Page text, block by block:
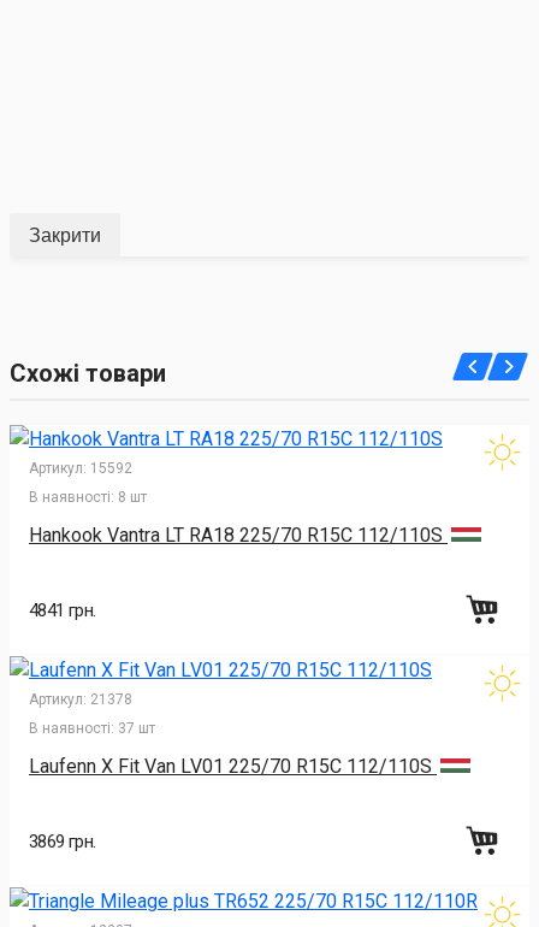
Закрити
Схожі товари
Артикул: 15592
В наявності: 8 шт
Hankook Vantra LT RA18 225/70 R15C 112/110S
4841 грн.
Артикул: 21378
В наявності: 37 шт
Laufenn X Fit Van LV01 225/70 R15C 112/110S
3869 грн.